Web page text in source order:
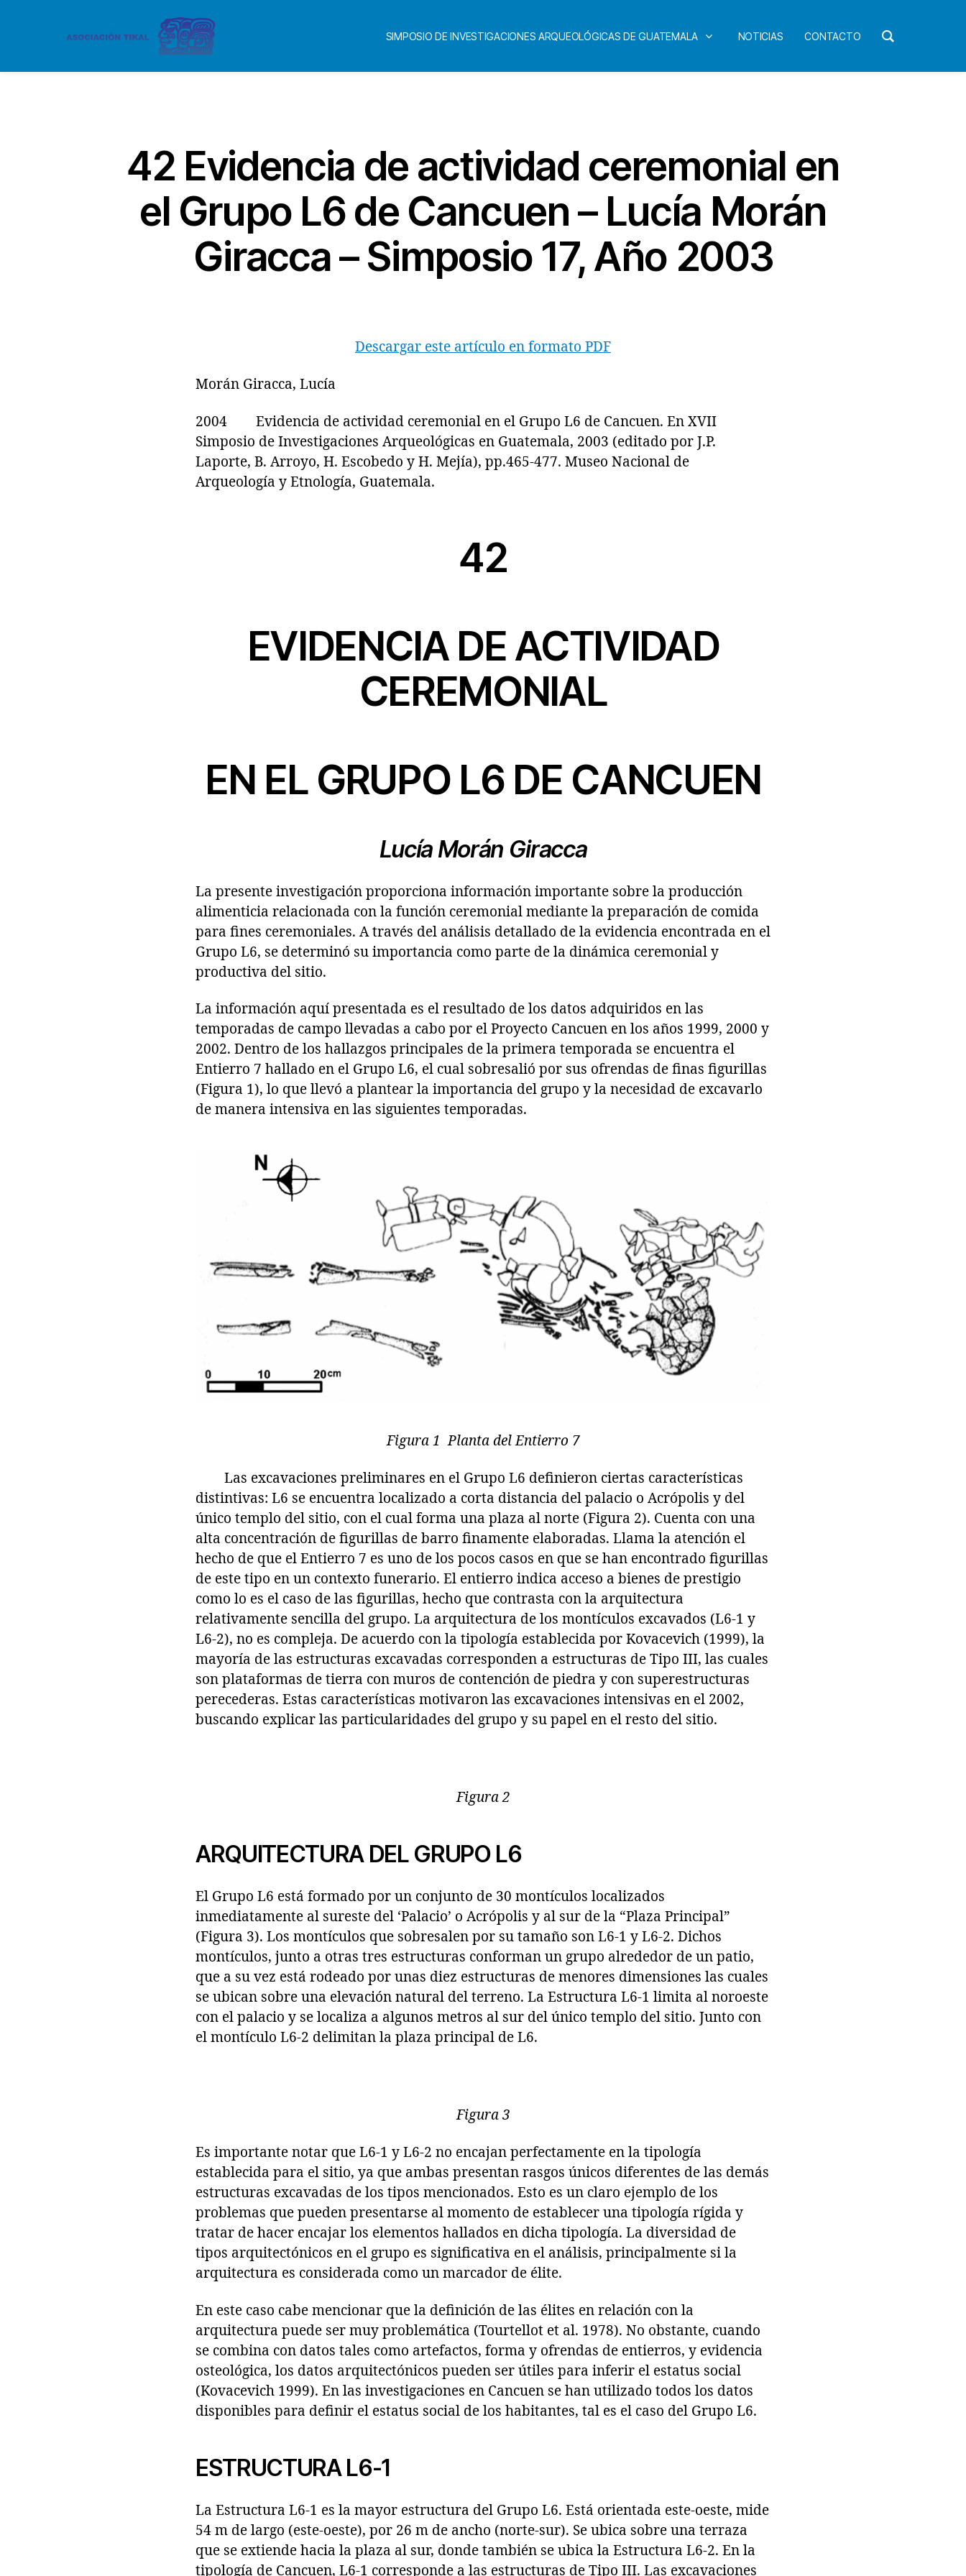
SIMPOSIO DE INVESTIGACIONES ARQUEOLÓGICAS DE GUATEMALA NOTICIAS CONTACTO
42 Evidencia de actividad ceremonial en
el Grupo L6 de Cancuen – Lucía Morán
Giracca – Simposio 17, Año 2003
Descargar este artículo en formato PDF
Morán Giracca, Lucía
2004 Evidencia de actividad ceremonial en el Grupo L6 de Cancuen. En XVII
Simposio de Investigaciones Arqueológicas en Guatemala, 2003 (editado por J.P.
Laporte, B. Arroyo, H. Escobedo y H. Mejía), pp.465-477. Museo Nacional de
Arqueología y Etnología, Guatemala.
42
EVIDENCIA DE ACTIVIDAD
CEREMONIAL
EN EL GRUPO L6 DE CANCUEN
Lucía Morán Giracca
La presente investigación proporciona información importante sobre la producción
alimenticia relacionada con la función ceremonial mediante la preparación de comida
para fines ceremoniales. A través del análisis detallado de la evidencia encontrada en el
Grupo L6, se determinó su importancia como parte de la dinámica ceremonial y
productiva del sitio.
La información aquí presentada es el resultado de los datos adquiridos en las
temporadas de campo llevadas a cabo por el Proyecto Cancuen en los años 1999, 2000 y
2002. Dentro de los hallazgos principales de la primera temporada se encuentra el
Entierro 7 hallado en el Grupo L6, el cual sobresalió por sus ofrendas de finas figurillas
(Figura 1), lo que llevó a plantear la importancia del grupo y la necesidad de excavarlo
de manera intensiva en las siguientes temporadas.
Figura 1 Planta del Entierro 7
Las excavaciones preliminares en el Grupo L6 definieron ciertas características
distintivas: L6 se encuentra localizado a corta distancia del palacio o Acrópolis y del
único templo del sitio, con el cual forma una plaza al norte (Figura 2). Cuenta con una
alta concentración de figurillas de barro finamente elaboradas. Llama la atención el
hecho de que el Entierro 7 es uno de los pocos casos en que se han encontrado figurillas
de este tipo en un contexto funerario. El entierro indica acceso a bienes de prestigio
como lo es el caso de las figurillas, hecho que contrasta con la arquitectura
relativamente sencilla del grupo. La arquitectura de los montículos excavados (L6-1 y
L6-2), no es compleja. De acuerdo con la tipología establecida por Kovacevich (1999), la
mayoría de las estructuras excavadas corresponden a estructuras de Tipo III, las cuales
son plataformas de tierra con muros de contención de piedra y con superestructuras
perecederas. Estas características motivaron las excavaciones intensivas en el 2002,
buscando explicar las particularidades del grupo y su papel en el resto del sitio.
Figura 2
ARQUITECTURA DEL GRUPO L6
El Grupo L6 está formado por un conjunto de 30 montículos localizados
inmediatamente al sureste del ‘Palacio’ o Acrópolis y al sur de la “Plaza Principal”
(Figura 3). Los montículos que sobresalen por su tamaño son L6-1 y L6-2. Dichos
montículos, junto a otras tres estructuras conforman un grupo alrededor de un patio,
que a su vez está rodeado por unas diez estructuras de menores dimensiones las cuales
se ubican sobre una elevación natural del terreno. La Estructura L6-1 limita al noroeste
con el palacio y se localiza a algunos metros al sur del único templo del sitio. Junto con
el montículo L6-2 delimitan la plaza principal de L6.
Figura 3
Es importante notar que L6-1 y L6-2 no encajan perfectamente en la tipología
establecida para el sitio, ya que ambas presentan rasgos únicos diferentes de las demás
estructuras excavadas de los tipos mencionados. Esto es un claro ejemplo de los
problemas que pueden presentarse al momento de establecer una tipología rígida y
tratar de hacer encajar los elementos hallados en dicha tipología. La diversidad de
tipos arquitectónicos en el grupo es significativa en el análisis, principalmente si la
arquitectura es considerada como un marcador de élite.
En este caso cabe mencionar que la definición de las élites en relación con la
arquitectura puede ser muy problemática (Tourtellot et al. 1978). No obstante, cuando
se combina con datos tales como artefactos, forma y ofrendas de entierros, y evidencia
osteológica, los datos arquitectónicos pueden ser útiles para inferir el estatus social
(Kovacevich 1999). En las investigaciones en Cancuen se han utilizado todos los datos
disponibles para definir el estatus social de los habitantes, tal es el caso del Grupo L6.
ESTRUCTURA L6-1
La Estructura L6-1 es la mayor estructura del Grupo L6. Está orientada este-oeste, mide
54 m de largo (este-oeste), por 26 m de ancho (norte-sur). Se ubica sobre una terraza
que se extiende hacia la plaza al sur, donde también se ubica la Estructura L6-2. En la
tipología de Cancuen, L6-1 corresponde a las estructuras de Tipo III. Las excavaciones